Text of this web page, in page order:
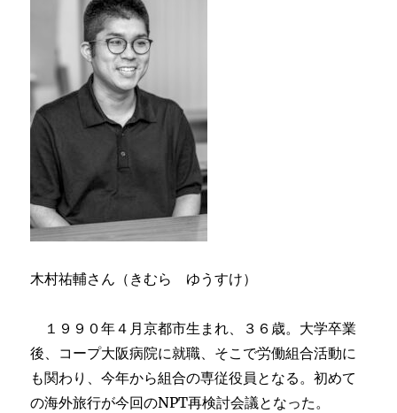
木村祐輔さん（きむら ゆうすけ）
１９９０年４月京都市生まれ、３６歳。大学卒業
後、コープ大阪病院に就職、そこで労働組合活動に
も関わり、今年から組合の専従役員となる。初めて
の海外旅行が今回のNPT再検討会議となった。